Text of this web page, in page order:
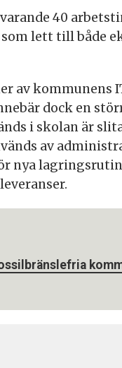
40
lett till både
av kommunens
dock en
i skolan är
av
nya